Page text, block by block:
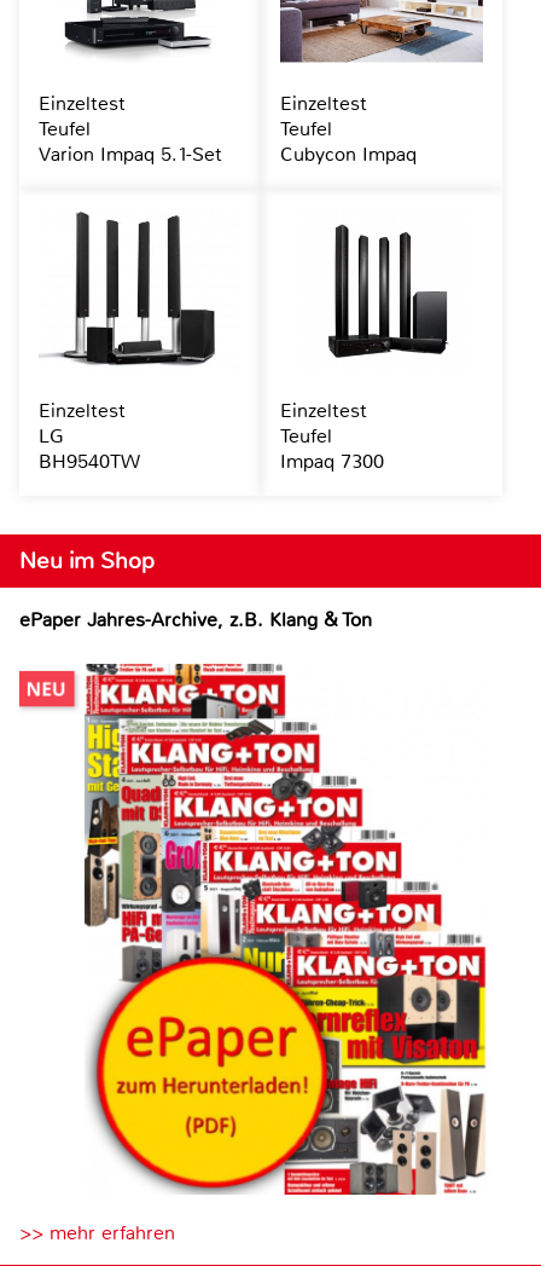
Neu im Shop
ePaper Jahres-Archive, z.B. Klang & Ton
>> mehr erfahren
Einzeltest
Teufel
Varion Impaq 5.1-Set
Einzeltest
Teufel
Cubycon Impaq
Einzeltest
LG
BH9540TW
Einzeltest
Teufel
Impaq 7300